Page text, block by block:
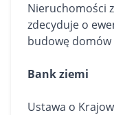
Nieruchomości
zdecyduje o
budowę domów
Bank ziemi
Ustawa o